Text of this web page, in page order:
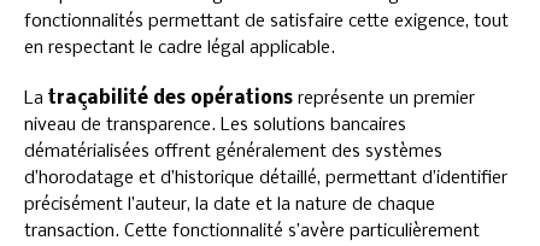
fonctionnalités permettant de satisfaire cette exigence, tout
en respectant le cadre légal applicable.
La traçabilité des opérations représente un premier
niveau de transparence. Les solutions bancaires
dématérialisées offrent généralement des systèmes
d’horodatage et d’historique détaillé, permettant d’identifier
précisément l’auteur, la date et la nature de chaque
transaction. Cette fonctionnalité s’avère particulièrement